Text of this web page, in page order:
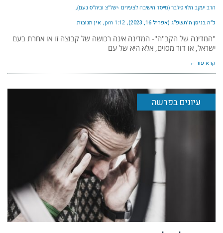
הרב יעקב הלוי פילבר (מייסד הישיבה לצעירים -ישל"צ וביה"ס נעם)
כ״ה בניסן ה׳תשפ״ג (אפריל 16, 2023) 1:12 pm אין תגובות
"המדינה של הקב"ה"- המדינה אינה רכושה של קבוצה זו או אחרת בעם
ישראל, או דור מסוים, אלא היא של עם
קרא עוד ←
עיונים בפרשה